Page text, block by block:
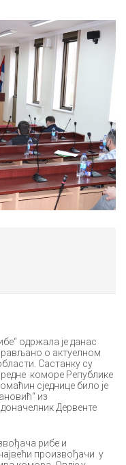
одржала је данас
о актуелном
Састанку су
коморе Републике
сједнице било је
из
Дервенте
рибе и
произвођачи у